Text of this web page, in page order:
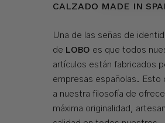
CALZADO MADE IN
Una de las señas de
de LOBO es que todos
artículos están fabricados
empresas españolas. Esto
a nuestra filosofía de
máxima originalidad,